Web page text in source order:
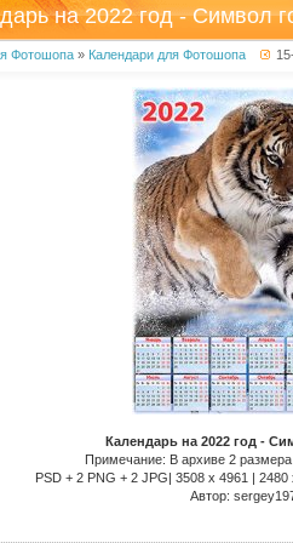
на 2022 год - Символ
Фотошопа » Календари для Фотошопа
Календарь на 2022 год -
Примечание: В архиве 2
PSD + 2 PNG + 2 JPG| 3508 x 4961 |
Автор: